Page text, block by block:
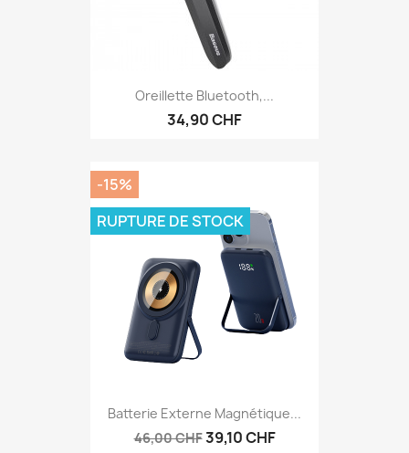
Oreillette Bluetooth,...
34,90 CHF
Batterie Externe Magnétique...
46,00 CHF39,10 CHF
-15%
RUPTURE DE STOCK